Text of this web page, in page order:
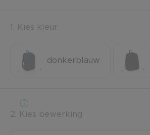
1. Kies kleur
donkerblauw
2. Kies bewerking